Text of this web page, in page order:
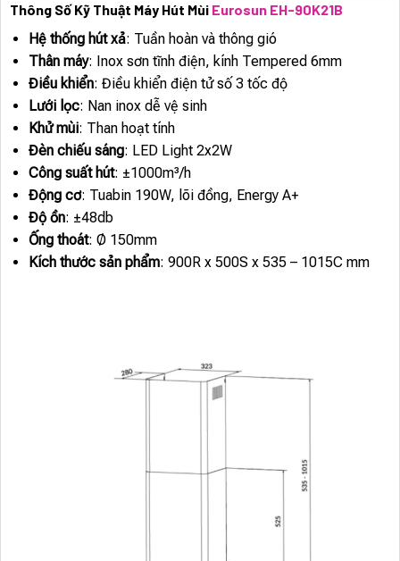
Thông Số Kỹ Thuật Máy Hút Mùi Eurosun EH-90K21B
Hệ thống hút xả: Tuần hoàn và thông gió
Thân máy: Inox sơn tĩnh điện, kính Tempered 6mm
Điều khiển: Điều khiển điện tử số 3 tốc độ
Lưới lọc: Nan inox dễ vệ sinh
Khử mùi: Than hoạt tính
Đèn chiếu sáng: LED Light 2x2W
Công suất hút: ±1000m³/h
Động cơ: Tuabin 190W, lõi đồng, Energy A+
Độ ồn: ±48db
Ống thoát: Ø 150mm
Kích thước sản phẩm: 900R x 500S x 535 – 1015C mm